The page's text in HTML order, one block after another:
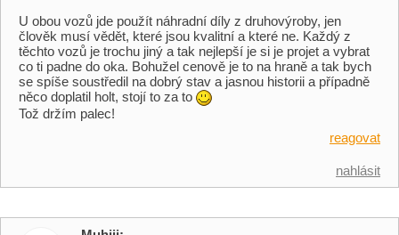
U obou vozů jde použít náhradní díly z druhovýroby, jen
člověk musí vědět, které jsou kvalitní a které ne. Každý z
těchto vozů je trochu jiný a tak nejlepší je si je projet a vybrat
co ti padne do oka. Bohužel cenově je to na hraně a tak bych
se spíše soustředil na dobrý stav a jasnou historii a případně
něco doplatil holt, stojí to za to
Tož držím palec!
reagovat
nahlásit